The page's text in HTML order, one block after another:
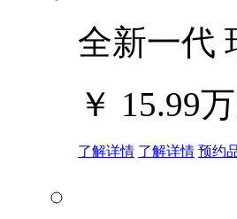
全新一代
￥ 15.99
了解详情 了解详情 预约